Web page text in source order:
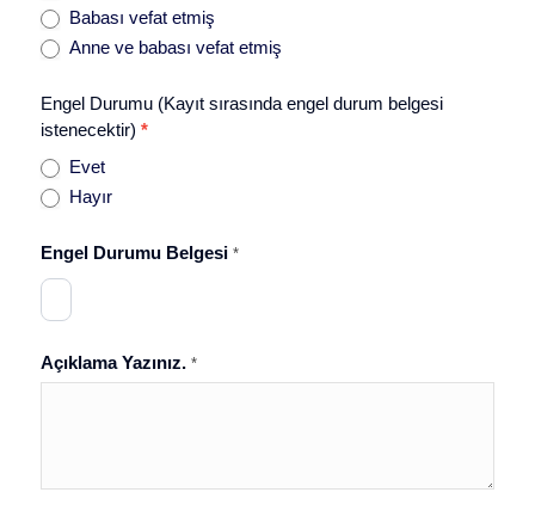
Babası vefat etmiş
Anne ve babası vefat etmiş
Engel Durumu (Kayıt sırasında engel durum belgesi
istenecektir) *
Evet
Hayır
Engel Durumu Belgesi *
Açıklama Yazınız. *